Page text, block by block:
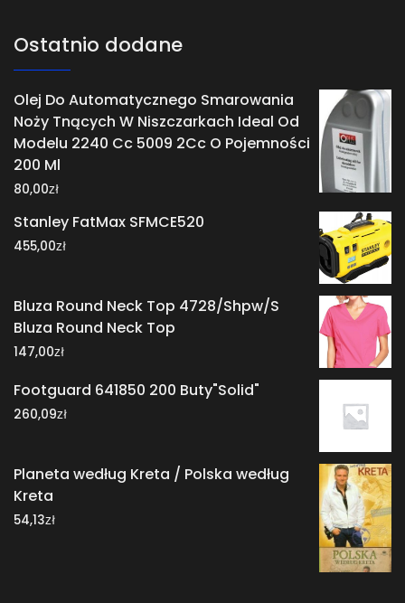
Ostatnio dodane
Olej Do Automatycznego Smarowania
Noży Tnących W Niszczarkach Ideal Od
Modelu 2240 Cc 5009 2Cc O Pojemności
200 Ml
80,00zł
Stanley FatMax SFMCE520
455,00zł
Bluza Round Neck Top 4728/Shpw/S
Bluza Round Neck Top
147,00zł
Footguard 641850 200 Buty"Solid"
260,09zł
Planeta według Kreta / Polska według
Kreta
54,13zł